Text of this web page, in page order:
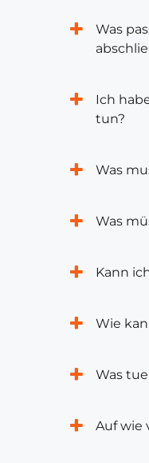
Was
Ich
tun?
Was
Was
Kann
Wie
Was
Auf wie